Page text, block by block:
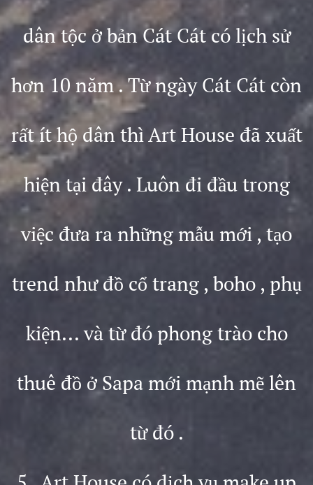
dân tộc ở bản Cát Cát có lịch sử
hơn 10 năm . Từ ngày Cát Cát còn
rất ít hộ dân thì Art House đã xuất
hiện tại đây . Luôn đi đầu trong
việc đưa ra những mẫu mới , tạo
trend như đồ cổ trang , boho , phụ
kiện... và từ đó phong trào cho
thuê đồ ở Sapa mới mạnh mẽ lên
từ đó .